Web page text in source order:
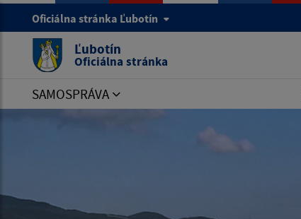
Oficiálna stránka Ľubotín
Ľubotín
Oficiálna stránka
SAMOSPRÁVA